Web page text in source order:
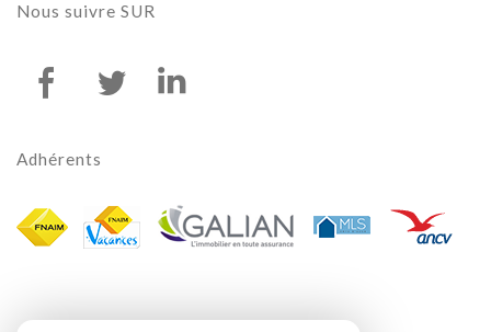
nous suivre SUR
adhérents